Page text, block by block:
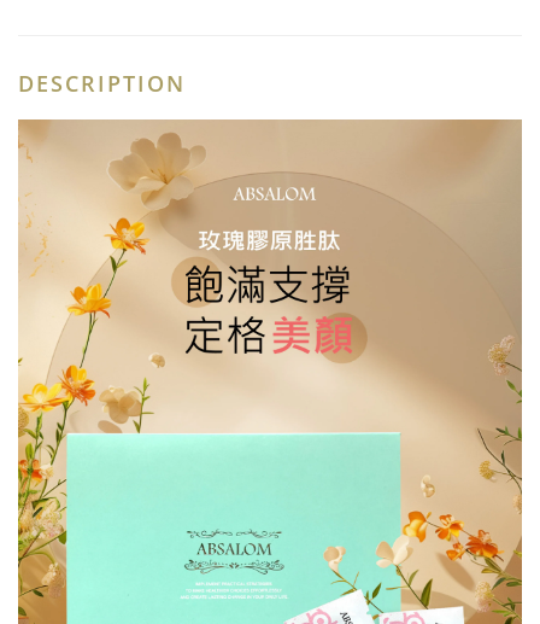
DESCRIPTION